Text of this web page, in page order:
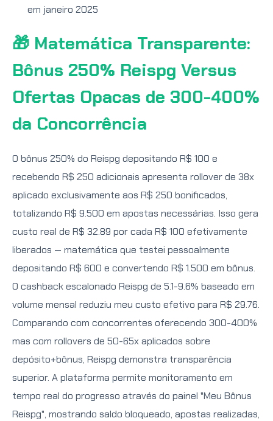
em janeiro 2025
🎁 Matemática Transparente:
Bônus 250% Reispg Versus
Ofertas Opacas de 300-400%
da Concorrência
O bônus 250% do Reispg depositando R$ 100 e
recebendo R$ 250 adicionais apresenta rollover de 38x
aplicado exclusivamente aos R$ 250 bonificados,
totalizando R$ 9.500 em apostas necessárias. Isso gera
custo real de R$ 32.89 por cada R$ 100 efetivamente
liberados — matemática que testei pessoalmente
depositando R$ 600 e convertendo R$ 1.500 em bônus.
O cashback escalonado Reispg de 5.1-9.6% baseado em
volume mensal reduziu meu custo efetivo para R$ 29.76.
Comparando com concorrentes oferecendo 300-400%
mas com rollovers de 50-65x aplicados sobre
depósito+bônus, Reispg demonstra transparência
superior. A plataforma permite monitoramento em
tempo real do progresso através do painel "Meu Bônus
Reispg", mostrando saldo bloqueado, apostas realizadas,